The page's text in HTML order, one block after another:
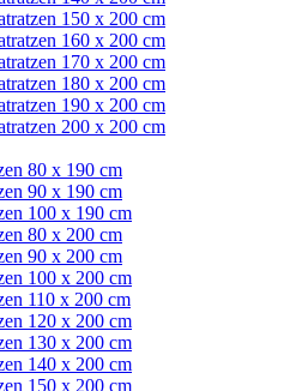
150 x 200 cm
160 x 200 cm
170 x 200 cm
180 x 200 cm
190 x 200 cm
200 x 200 cm
80 x 190 cm
90 x 190 cm
100 x 190 cm
80 x 200 cm
90 x 200 cm
100 x 200 cm
110 x 200 cm
120 x 200 cm
130 x 200 cm
140 x 200 cm
150 x 200 cm